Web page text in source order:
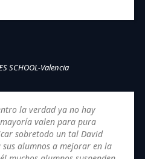
SCHOOL-Valencia
la verdad ya no hay
valen para pura
sobretodo un tal David
alumnos a mejorar en la